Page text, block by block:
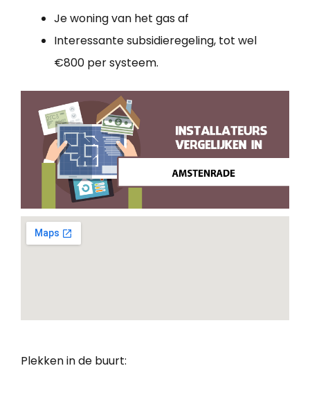
Je woning van het gas af
Interessante subsidieregeling, tot wel
€800 per systeem.
Plekken in de buurt: